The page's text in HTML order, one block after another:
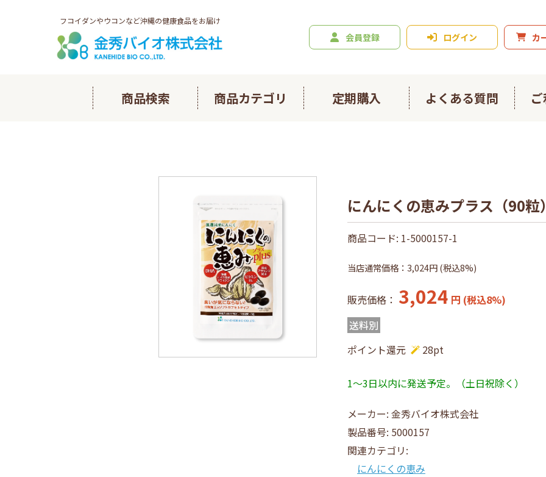
フコイダンやウコンなど沖縄の健康食品をお届け
会員登録 ログイン カ
商品検索 商品カテゴリ
長命草ヘルスライト
フコイダン4種お試しセット 日々のフコイダン
琉球フコイダンプラス にんにくの恵み
フコイダン商品 NANO LIPOシリーズ
島とうふのおからコッティ その他の健康食品
一般食品・その他 定期・おまとめ買い
定期購入 よくある質問
にんにくの恵みプラス（90粒
商品コード: 1-5000157-1
当店通常価格 3,024円 (税込8%)
販売価格 3,024 円 (税込8%)
送料別
ポイント還元
28pt
1～3日以内に発送予定。（土日祝除く）
メーカー: 金秀バイオ株式会社
製品番号: 5000157
関連カテゴリ:
にんにくの恵み